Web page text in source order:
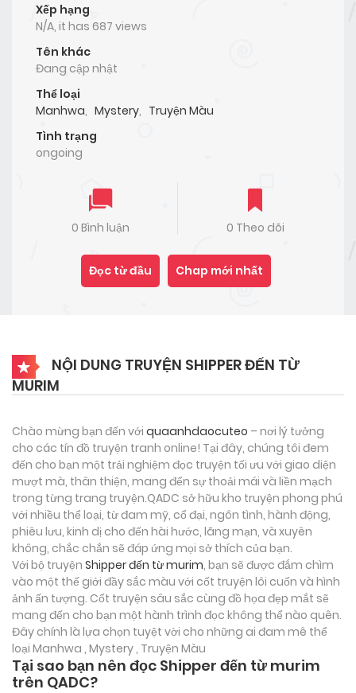
Xếp hạng
N/A, it has 687 views
Tên khác
Đang cập nhật
Thể loại
Manhwa, Mystery, Truyện Màu
Tình trạng
ongoing
0 Bình luận 0 Theo dõi
Đọc từ đầu Chap mới nhất
NỘI DUNG TRUYỆN SHIPPER ĐẾN TỪ
MURIM
Chào mừng bạn đến với quaanhdaocuteo – nơi lý tưởng
cho các tín đồ truyện tranh online! Tại đây, chúng tôi đem
đến cho bạn một trải nghiệm đọc truyện tối ưu với giao diện
mượt mà, thân thiện, mang đến sự thoải mái và liền mạch
trong từng trang truyện.QADC sở hữu kho truyện phong phú
với nhiều thể loại, từ đam mỹ, cổ đại, ngôn tình, hành động,
phiêu lưu, kinh dị cho đến hài hước, lãng mạn, và xuyên
không, chắc chắn sẽ đáp ứng mọi sở thích của bạn.
Với bộ truyện Shipper đến từ murim, bạn sẽ được đắm chìm
vào một thế giới đầy sắc màu với cốt truyện lôi cuốn và hình
ảnh ấn tượng. Cốt truyện sâu sắc cùng đồ họa đẹp mắt sẽ
mang đến cho bạn một hành trình đọc không thể nào quên.
Đây chính là lựa chọn tuyệt vời cho những ai đam mê thể
loại Manhwa , Mystery , Truyện Màu
Tại sao bạn nên đọc Shipper đến từ murim
trên QADC?